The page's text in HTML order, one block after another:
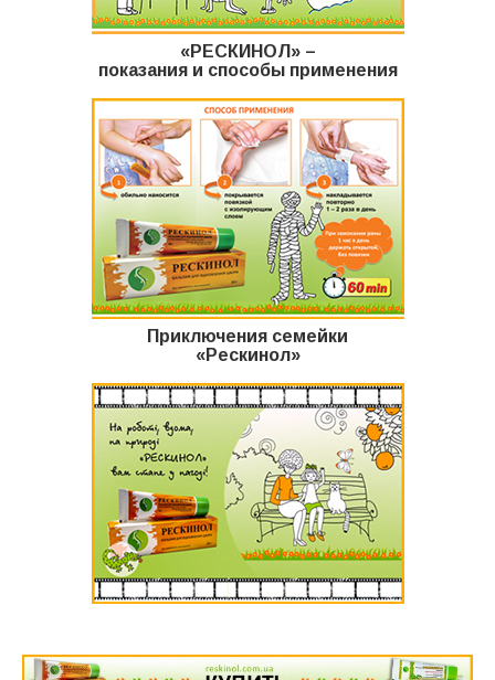
«РЕСКИНОЛ» –
показания и способы применения
Приключения семейки
«Рескинол»